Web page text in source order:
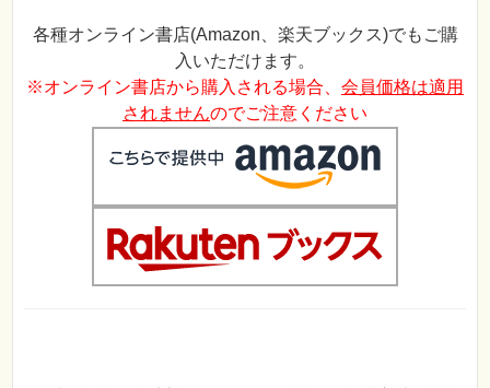
各種オンライン書店(Amazon、楽天ブックス)でもご購
入いただけます。
※オンライン書店から購入される場合、 会員価格は適用
されませんのでご注意ください